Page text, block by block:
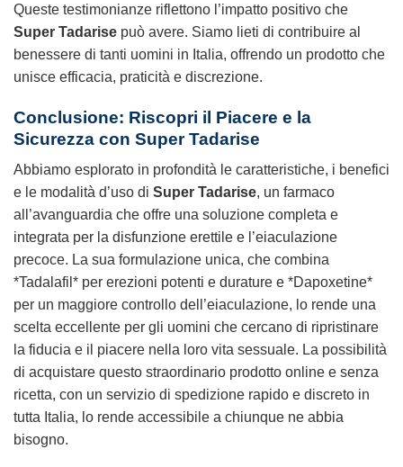
Queste testimonianze riflettono l’impatto positivo che
Super Tadarise può avere. Siamo lieti di contribuire al
benessere di tanti uomini in Italia, offrendo un prodotto che
unisce efficacia, praticità e discrezione.
Conclusione: Riscopri il Piacere e la
Sicurezza con Super Tadarise
Abbiamo esplorato in profondità le caratteristiche, i benefici
e le modalità d’uso di Super Tadarise, un farmaco
all’avanguardia che offre una soluzione completa e
integrata per la disfunzione erettile e l’eiaculazione
precoce. La sua formulazione unica, che combina
*Tadalafil* per erezioni potenti e durature e *Dapoxetine*
per un maggiore controllo dell’eiaculazione, lo rende una
scelta eccellente per gli uomini che cercano di ripristinare
la fiducia e il piacere nella loro vita sessuale. La possibilità
di acquistare questo straordinario prodotto online e senza
ricetta, con un servizio di spedizione rapido e discreto in
tutta Italia, lo rende accessibile a chiunque ne abbia
bisogno.